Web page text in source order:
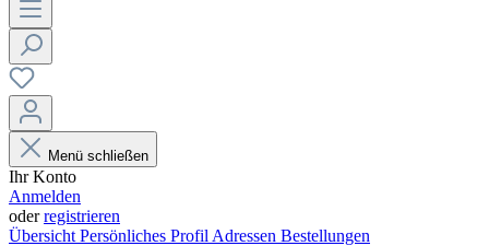
Menü schließen
Ihr Konto
Anmelden
oderregistrieren
Übersicht Persönliches Profil Adressen Bestellungen